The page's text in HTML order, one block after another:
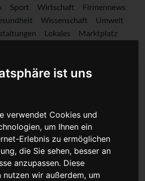
ist uns
verwendet Cookies und
um Ihnen ein
Erlebnis zu ermöglichen
die Sie sehen, besser an
anzupassen. Diese
nutzen wir außerdem, um
Sport Wirtschaft
Firmennews
Wissenschaft
Umwelt
Lokales
Marktplatz
Entlastung im
stimmt
und
ab